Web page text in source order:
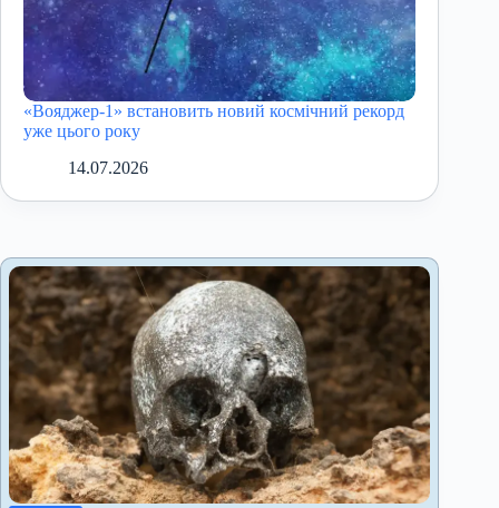
«Вояджер-1» встановить новий космічний рекорд
уже цього року
14.07.2026